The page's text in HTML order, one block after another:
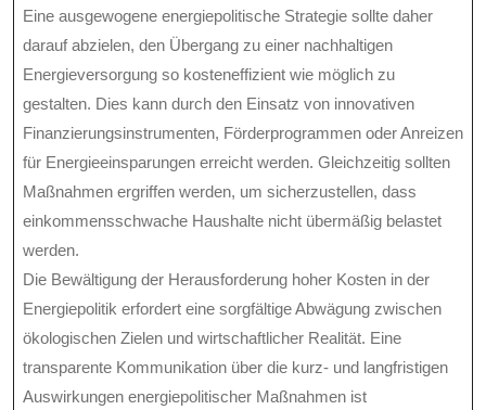
Eine ausgewogene energiepolitische Strategie sollte daher
darauf abzielen, den Übergang zu einer nachhaltigen
Energieversorgung so kosteneffizient wie möglich zu
gestalten. Dies kann durch den Einsatz von innovativen
Finanzierungsinstrumenten, Förderprogrammen oder Anreizen
für Energieeinsparungen erreicht werden. Gleichzeitig sollten
Maßnahmen ergriffen werden, um sicherzustellen, dass
einkommensschwache Haushalte nicht übermäßig belastet
werden.
Die Bewältigung der Herausforderung hoher Kosten in der
Energiepolitik erfordert eine sorgfältige Abwägung zwischen
ökologischen Zielen und wirtschaftlicher Realität. Eine
transparente Kommunikation über die kurz- und langfristigen
Auswirkungen energiepolitischer Maßnahmen ist